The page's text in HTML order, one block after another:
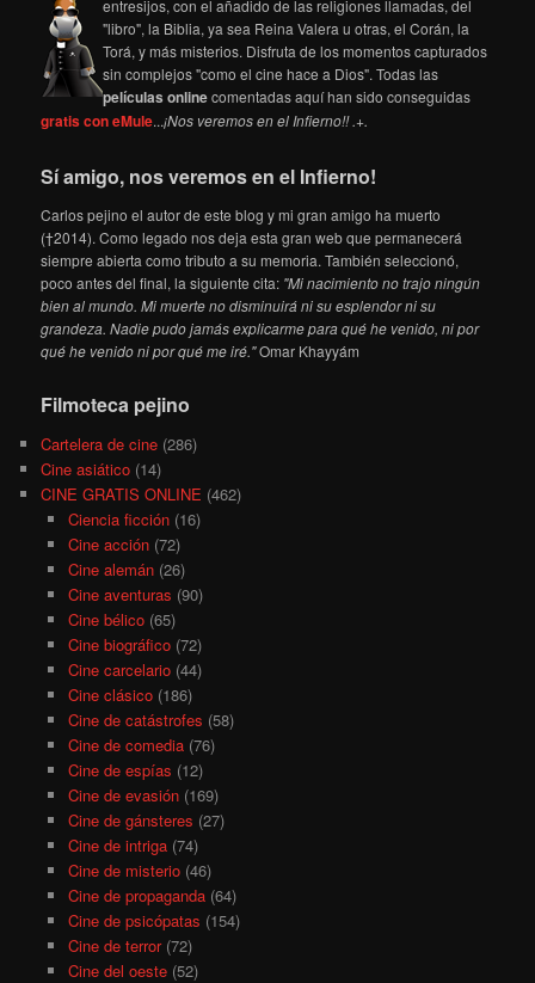
entresijos, con el añadido de las religiones llamadas, del
"libro", la Biblia, ya sea Reina Valera u otras, el Corán, la
Torá, y más misterios. Disfruta de los momentos capturados
sin complejos "como el cine hace a Dios". Todas las
películas onlinecomentadas aquí han sido conseguidas
gratis con eMule...¡Nos veremos en el Infierno!! .+.
Sí amigo, nos veremos en el Infierno!
Carlos pejino el autor de este blog y mi gran amigo ha muerto
(†2014). Como legado nos deja esta gran web que permanecerá
siempre abierta como tributo a su memoria. También seleccionó,
poco antes del final, la siguiente cita: "Mi nacimiento no trajo ningún
bien al mundo. Mi muerte no disminuirá ni su esplendor ni su
grandeza. Nadie pudo jamás explicarme para qué he venido, ni por
qué he venido ni por qué me iré."Omar Khayyám
Filmoteca pejino
Cartelera de cine (286)
Cine asiático (14)
CINE GRATIS ONLINE (462)
Ciencia ficción(16)
Cine acción(72)
Cine alemán(26)
Cine aventuras (90)
Cine bélico(65)
Cine biográfico(72)
Cine carcelario(44)
Cine clásico(186)
Cine de catástrofes (58)
Cine de comedia(76)
Cine de espías (12)
Cine de evasión(169)
Cine de gánsteres (27)
Cine de intriga(74)
Cine de misterio(46)
Cine de propaganda(64)
Cine de psicópatas (154)
Cine de terror(72)
Cine del oeste(52)